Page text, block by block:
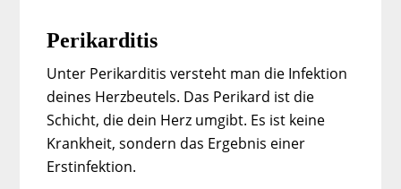
Perikarditis
Unter Perikarditis versteht man die Infektion
deines Herzbeutels. Das Perikard ist die
Schicht, die dein Herz umgibt. Es ist keine
Krankheit, sondern das Ergebnis einer
Erstinfektion.